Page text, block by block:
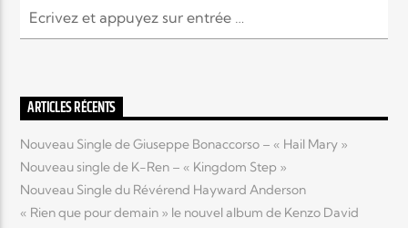
TITRE
Radio Elyon
ARTICLES RÉCENTS
Nouveau Single de Giuseppe Bonaccorso – « Hail Mary »
Nouveau single de K-Ren – « Kingdom Step »
Nouveau Single du Révérend Hayward Anderson
« Rien que pour demain » le nouvel album de Kenzo David